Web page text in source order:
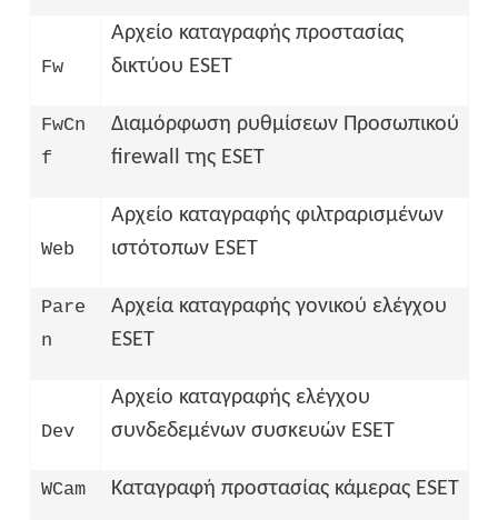
Fw
Αρχείο καταγραφής προστασίας
δικτύου ESET
FwCn
f
Διαμόρφωση ρυθμίσεων Προσωπικού
firewall της ESET
Web
Αρχείο καταγραφής φιλτραρισμένων
ιστότοπων ESET
Pare
n
Αρχεία καταγραφής γονικού ελέγχου
ESET
Dev
Αρχείο καταγραφής ελέγχου
συνδεδεμένων συσκευών ESET
WCam Καταγραφή προστασίας κάμερας ESET